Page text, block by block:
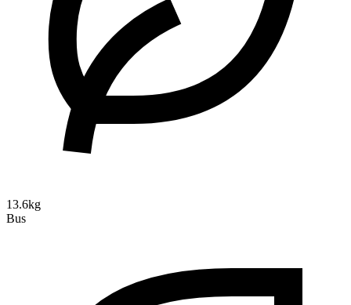
13.6kg
Bus